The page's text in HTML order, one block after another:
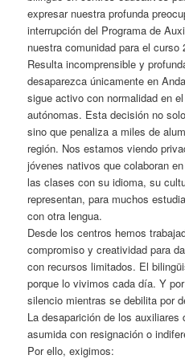
expresar nuestra profunda
interrupción del Programa de
nuestra comunidad para el curso
Resulta incomprensible y
desaparezca únicamente en
sigue activo con normalidad en
autónomas. Esta decisión no
sino que penaliza a miles de
región. Nos estamos viendo
jóvenes nativos que colaboran
las clases con su idioma, su
representan, para muchos
con otra lengua.
Desde los centros hemos
compromiso y creatividad para
con recursos limitados. El
porque lo vivimos cada día. Y
silencio mientras se debilita por
La desaparición de los
asumida con resignación o
Por ello, exigimos: